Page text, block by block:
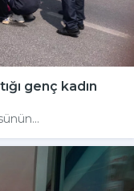
genç kadın